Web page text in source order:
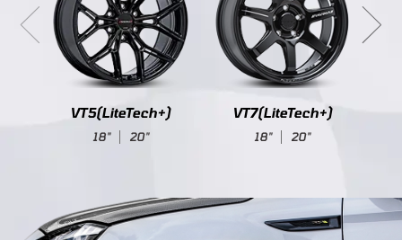
VT5(LiteTech+)
18" 20"
VT7(LiteTech+)
18" 20"